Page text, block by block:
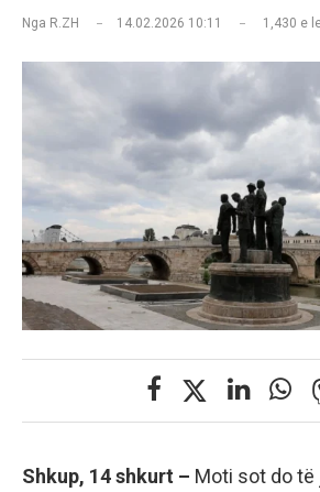
Nga R.ZH 14.02.2026 10:11 1,430 e
Shkup, 14 shkurt – Moti sot do të